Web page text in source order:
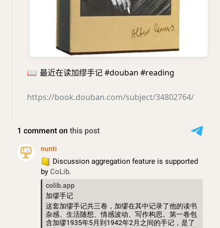
📖 最近在读加缪手记 #douban #reading
https://book.douban.com/subject/34802764/